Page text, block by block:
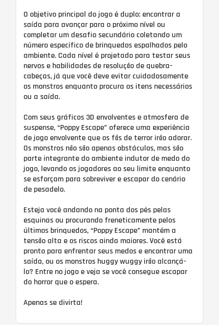
O objetivo principal do jogo é duplo: encontrar a
saída para avançar para o próximo nível ou
completar um desafio secundário coletando um
número específico de brinquedos espalhados pelo
ambiente. Cada nível é projetado para testar seus
nervos e habilidades de resolução de quebra-
cabeças, já que você deve evitar cuidadosamente
os monstros enquanto procura os itens necessários
ou a saída.
Com seus gráficos 3D envolventes e atmosfera de
suspense, “Poppy Escape” oferece uma experiência
de jogo envolvente que os fãs de terror irão adorar.
Os monstros não são apenas obstáculos, mas são
parte integrante do ambiente indutor de medo do
jogo, levando os jogadores ao seu limite enquanto
se esforçam para sobreviver e escapar do cenário
de pesadelo.
Esteja você andando na ponta dos pés pelas
esquinas ou procurando freneticamente pelos
últimos brinquedos, “Poppy Escape” mantém a
tensão alta e os riscos ainda maiores. Você está
pronto para enfrentar seus medos e encontrar uma
saída, ou os monstros huggy wuggy irão alcançá-
lo? Entre no jogo e veja se você consegue escapar
do horror que o espera.
Apenas se divirta!